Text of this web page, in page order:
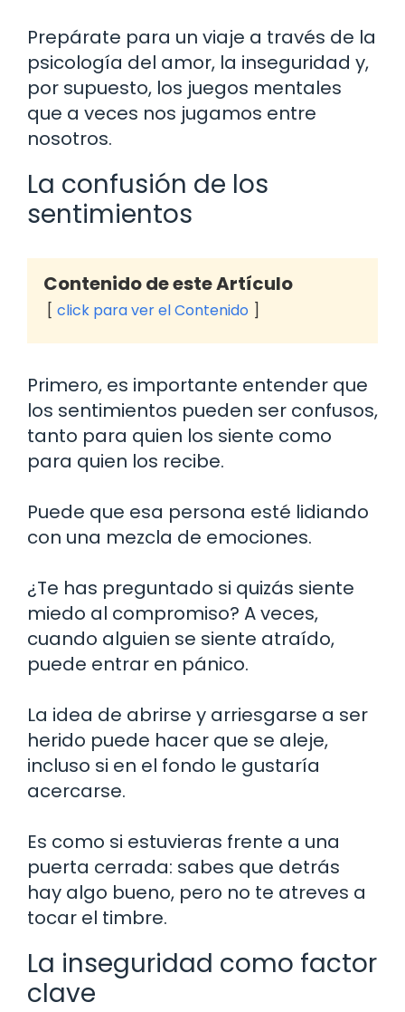
Prepárate para un viaje a través de la
psicología del amor, la inseguridad y,
por supuesto, los juegos mentales
que a veces nos jugamos entre
nosotros.
La confusión de los
sentimientos
Contenido de este Artículo
click para ver el Contenido
Primero, es importante entender que
los sentimientos pueden ser confusos,
tanto para quien los siente como
para quien los recibe.
Puede que esa persona esté lidiando
con una mezcla de emociones.
¿Te has preguntado si quizás siente
miedo al compromiso? A veces,
cuando alguien se siente atraído,
puede entrar en pánico.
La idea de abrirse y arriesgarse a ser
herido puede hacer que se aleje,
incluso si en el fondo le gustaría
acercarse.
Es como si estuvieras frente a una
puerta cerrada: sabes que detrás
hay algo bueno, pero no te atreves a
tocar el timbre.
La inseguridad como factor
clave